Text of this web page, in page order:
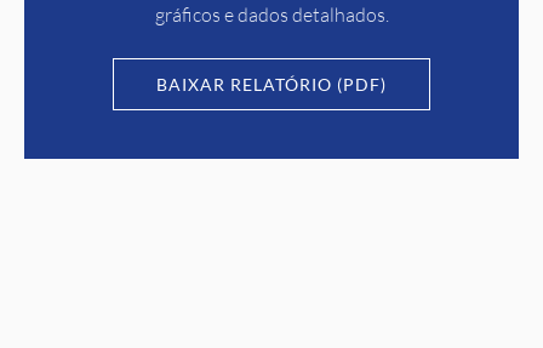
gráficos e dados detalhados.
BAIXAR RELATÓRIO (PDF)